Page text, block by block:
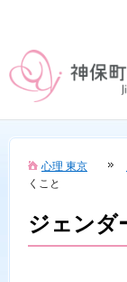
心理 東京
くこと
ジェンダ